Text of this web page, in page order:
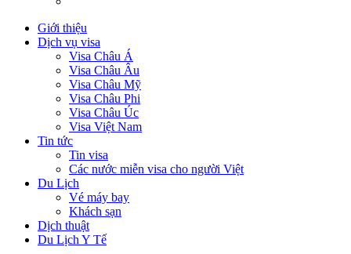
Giới thiệu
Dịch vụ visa
Visa Châu Á
Visa Châu Âu
Visa Châu Mỹ
Visa Châu Phi
Visa Châu Úc
Visa Việt Nam
Tin tức
Tin visa
Các nước miễn visa cho người Việt
Du Lịch
Vé máy bay
Khách sạn
Dịch thuật
Du Lịch Y Tế